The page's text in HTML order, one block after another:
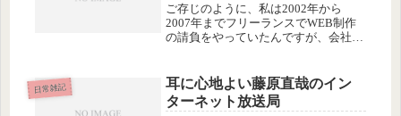
ご存じのように、私は2002年から
2007年までフリーランスでWEB制作
の請負をやっていたんですが、会社設
よく受けます。んー、というかたぶ
ん、相談が「増えてる」気がしま
す。...
日常雑記
耳に心地よい藤原直哉のイン
ターネット放送局